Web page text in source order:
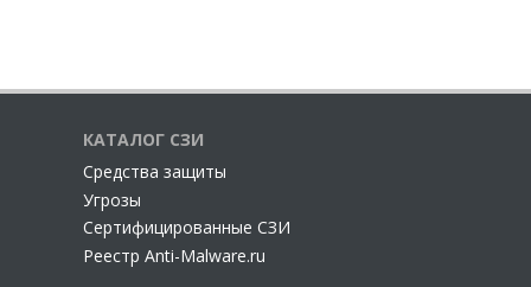
КАТАЛОГ СЗИ
Cредства защиты
Угрозы
Сертифицированные СЗИ
Реестр Anti-Malware.ru